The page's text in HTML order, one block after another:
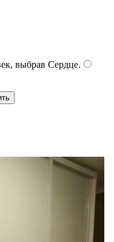
выбрав Сердце.